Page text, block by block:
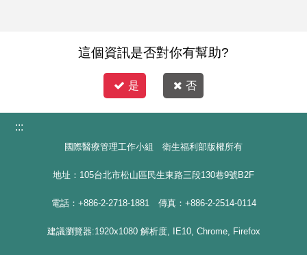
這個資訊是否對你有幫助?
是 否
:::
國際醫療管理工作小組 衛生福利部版權所有
地址：105台北市松山區民生東路三段130巷9號B2F
電話：+886-2-2718-1881 傳真：+886-2-2514-0114
建議瀏覽器:1920x1080 解析度, IE10, Chrome, Firefox